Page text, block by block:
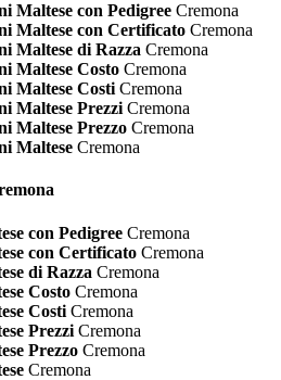
Maltese con Pedigree Cremona
Maltese con Certificato Cremona
Maltese di Razza Cremona
Maltese Costo Cremona
Maltese Costi Cremona
Maltese Prezzi Cremona
Maltese Prezzo Cremona
Maltese Cremona
con Pedigree Cremona
con Certificato Cremona
di Razza Cremona
Costo Cremona
Costi Cremona
Prezzi Cremona
Prezzo Cremona
Cremona